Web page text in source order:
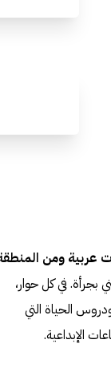
عربية ومن
بجرأة. في كل حوار،
الحياة التي
الإبداعية.